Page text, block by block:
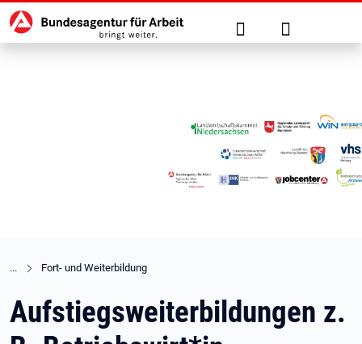
zu den Hauptinhalten springen
Hauptnavigation Suche Anmelden
Fort- und Weiterbildung
Aufstiegsweiterbildungen z.